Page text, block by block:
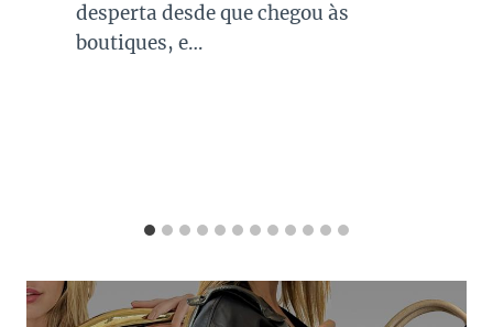
que usamos, sejam eles para
ocasiões casuais ou mais…